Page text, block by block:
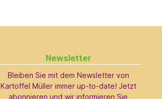
Newsletter
Bleiben Sie mit dem Newsletter von
Kartoffel Müller immer up-to-date! Jetzt
abonnieren und wir informieren Sie